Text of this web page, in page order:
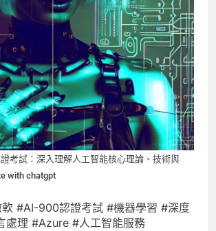
考試：深入理解人工智能核心理論、技術與
with chatgpt
#AI-900認證考試 #機器學習 #深度
處理 #Azure #人工智能服務